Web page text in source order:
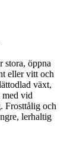
stora, öppna
eller vitt och
växt,
med vid
Frosttålig och
lerhaltig